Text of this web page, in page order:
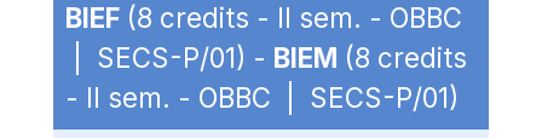
BIEF (8 credits - II sem. - OBBC
| SECS-P/01) - BIEM (8 credits
- II sem. - OBBC | SECS-P/01)